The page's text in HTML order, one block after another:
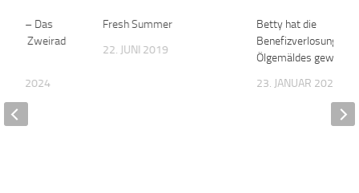
Fresh Summer
22. JUNI 2019
Betty hat die
Benefizverlosung des
Ölgemäldes
23. JANUAR 2021
– Das
Zweirad
2024